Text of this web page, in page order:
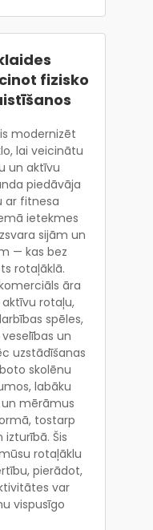
fizisko
modernizēt
lai veicinātu
un aktīvu
piedāvāja
ar fitnesa
ietekmes
sijām un
— kas bez
rotaļāklā.
āra
rotaļu,
spēles,
un
uzstādīšanas
skolēnu
labāku
mērāmus
tostarp
Šis
rotaļāklu
pierādot,
var
vispusīgo